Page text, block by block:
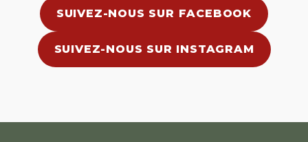
SUIVEZ-NOUS SUR FACEBOOK
SUIVEZ-NOUS SUR INSTAGRAM